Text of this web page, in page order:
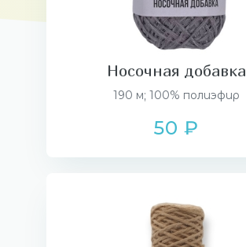
Носочная добавка
190 м; 100% полиэфир
50 ₽